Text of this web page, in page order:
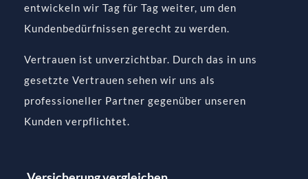
entwickeln wir Tag für Tag weiter, um den
Kundenbedürfnissen gerecht zu werden.
Vertrauen ist unverzichtbar. Durch das in uns
gesetzte Vertrauen sehen wir uns als
professioneller Partner gegenüber unseren
Kunden verpflichtet.